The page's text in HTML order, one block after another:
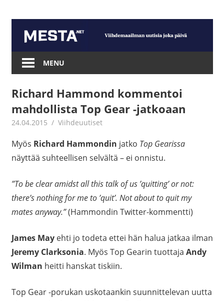
content
Mesta.net
MENU
Richard Hammond kommentoi
mahdollista Top Gear -jatkoaan
24.04.2015 mestanet
Viihdeuutiset
Myös Richard Hammondin jatko Top Gearissa
näyttää suhteellisen selvältä – ei onnistu.
”To be clear amidst all this talk of us ’quitting’ or not:
there’s nothing for me to ’quit’. Not about to quit my
mates anyway.”(Hammondin Twitter-kommentti)
James Mayehti jo todeta ettei hän halua jatkaa ilman
Jeremy Clarksonia. Myös Top Gearin tuottaja Andy
Wilman heitti hanskat tiskiin.
Top Gear -porukan uskotaankin suunnittelevan uutta